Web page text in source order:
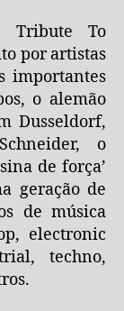
Tribute To
por artistas
importantes
o alemão
Dusseldorf,
o
de força’
geração de
de música
electronic
techno,